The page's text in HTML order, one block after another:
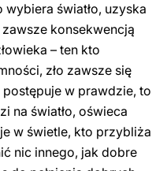
światło, uzyska
konsekwencją
– ten kto
zło zawsze się
postępuje w prawdzie, to
na światło, oświeca
w świetle, kto przybliża
nic innego, jak dobre